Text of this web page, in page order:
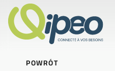
POWRÓT